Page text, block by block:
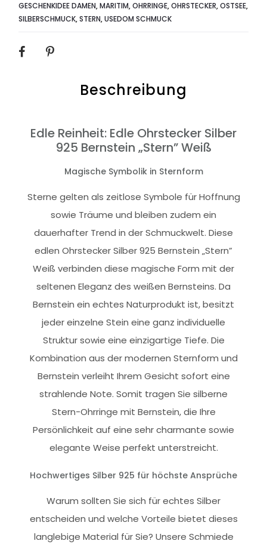
GESCHENKIDEE DAMEN,MARITIM,OHRRINGE,OHRSTECKER,OSTSEE,
SILBERSCHMUCK,STERN,USEDOM SCHMUCK
SHARE
Beschreibung
Edle Reinheit: Edle Ohrstecker Silber
925 Bernstein „Stern” Weiß
Magische Symbolik in Sternform
Sterne gelten als zeitlose Symbole für Hoffnung
sowie Träume und bleiben zudem ein
dauerhafter Trend in der Schmuckwelt. Diese
edlen Ohrstecker Silber 925 Bernstein „Stern”
Weiß verbinden diese magische Form mit der
seltenen Eleganz des weißen Bernsteins. Da
Bernstein ein echtes Naturprodukt ist, besitzt
jeder einzelne Stein eine ganz individuelle
Struktur sowie eine einzigartige Tiefe. Die
Kombination aus der modernen Sternform und
Bernstein verleiht Ihrem Gesicht sofort eine
strahlende Note. Somit tragen Sie silberne
Stern-Ohrringe mit Bernstein, die Ihre
Persönlichkeit auf eine sehr charmante sowie
elegante Weise perfekt unterstreicht.
Hochwertiges Silber 925 für höchste Ansprüche
Warum sollten Sie sich für echtes Silber
entscheiden und welche Vorteile bietet dieses
langlebige Material für Sie? Unsere Schmiede